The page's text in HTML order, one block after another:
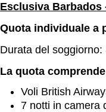
Esclusiva Barbados
Quota individuale a
Durata del
La quota comprende
Voli British
7 notti in camera